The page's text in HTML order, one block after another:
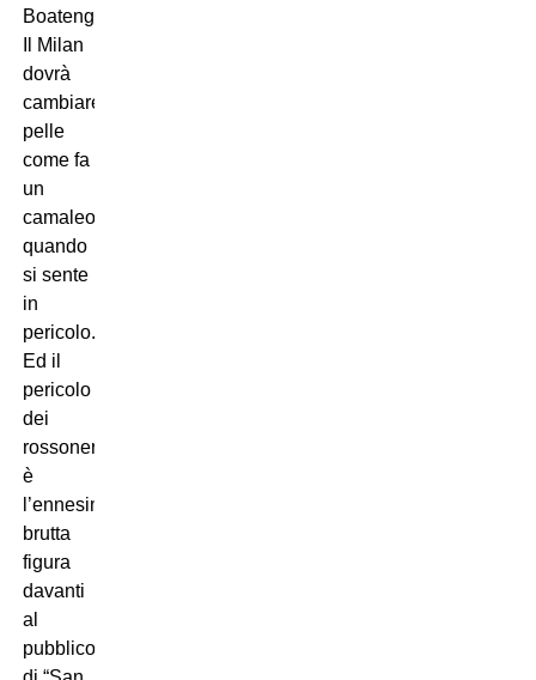
Boateng,
Il Milan
dovrà
cambiare
pelle
come fa
un
camaleonte
quando
si sente
in
pericolo.
Ed il
pericolo
dei
rossoneri
è
l’ennesima
brutta
figura
davanti
al
pubblico